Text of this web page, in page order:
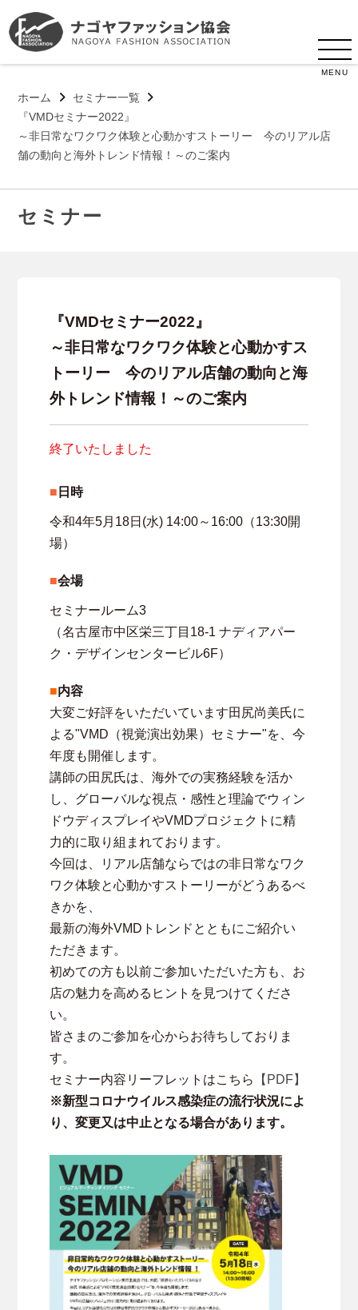
MENU
ホーム
セミナー一覧
『VMDセミナー2022』
～非日常なワクワク体験と心動かすストーリー 今のリアル店
舗の動向と海外トレンド情報！～のご案内
セミナー
『VMDセミナー2022』
～非日常なワクワク体験と心動かすス
トーリー 今のリアル店舗の動向と海
外トレンド情報！～のご案内
終了いたしました
日時
令和4年5月18日(水) 14:00～16:00（13:30開
場）
会場
セミナールーム3
（名古屋市中区栄三丁目18-1 ナディアパー
ク・デザインセンタービル6F）
■内容
大変ご好評をいただいています田尻尚美氏に
よる"VMD（視覚演出効果）セミナー"を、今
年度も開催します。
講師の田尻氏は、海外での実務経験を活か
し、グローバルな視点・感性と理論でウィン
ドウディスプレイやVMDプロジェクトに精
力的に取り組まれております。
今回は、リアル店舗ならではの非日常なワク
ワク体験と心動かすストーリーがどうあるべ
きかを、
最新の海外VMDトレンドとともにご紹介い
ただきます。
初めての方も以前ご参加いただいた方も、お
店の魅力を高めるヒントを見つけてくださ
い。
皆さまのご参加を心からお待ちしておりま
す。
セミナー内容リーフレットはこちら
【PDF】
※新型コロナウイルス感染症の流行状況によ
り、変更又は中止となる場合があります。